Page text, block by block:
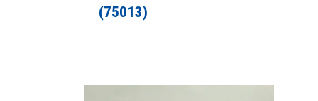
(75013)